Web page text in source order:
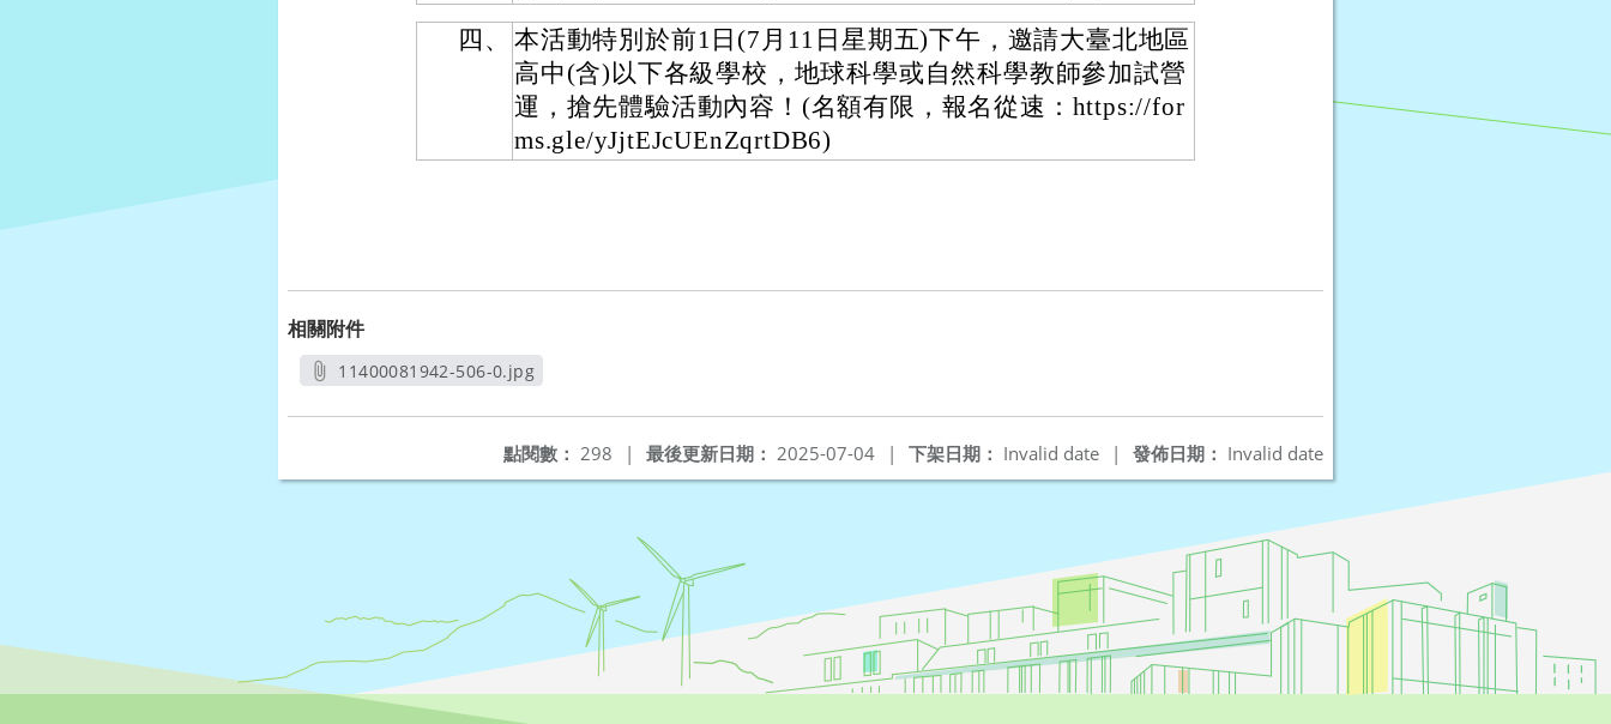
四、
本活動特別於前1日(7月11日星期五)下午，邀請大臺北地區
高中(含)以下各級學校，地球科學或自然科學教師參加試營
運，搶先體驗活動內容！(名額有限，報名從速：https://for
ms.gle/yJjtEJcUEnZqrtDB6)
相關附件
11400081942-506-0.jpg
發佈日期： Invalid date
下架日期： Invalid date |
最後更新日期： 2025-07-04 |
點閱數： 298 |